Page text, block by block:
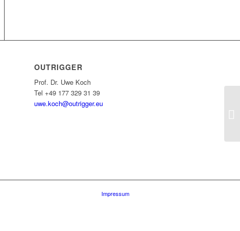
OUTRIGGER
Prof. Dr. Uwe Koch
Tel +49 177 329 31 39‬
uwe.koch@outrigger.eu
Impressum